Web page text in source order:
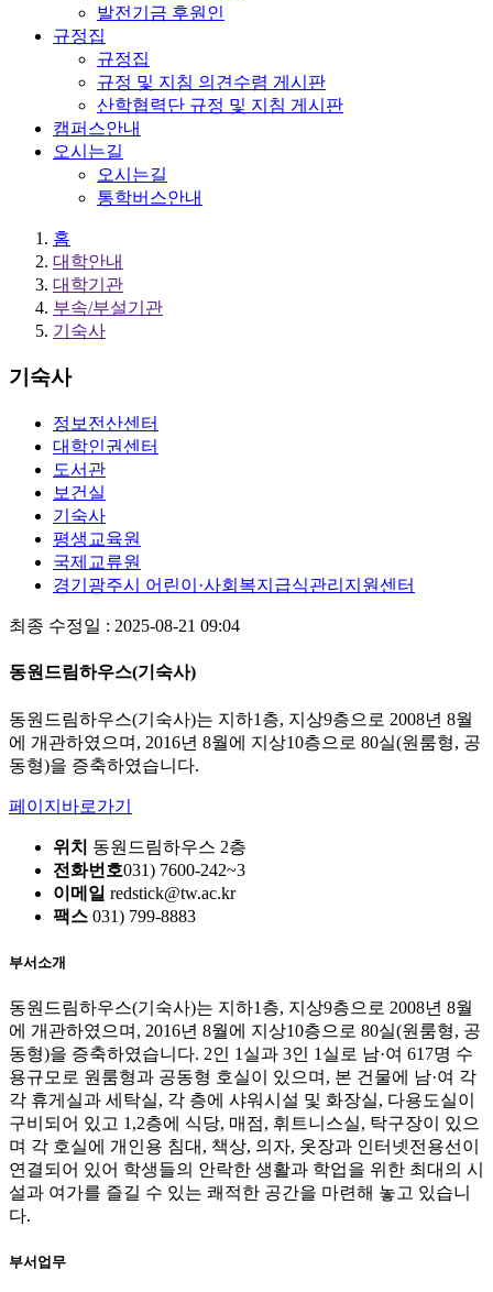
발전기금 후원인
규정집
규정집
규정 및 지침 의견수렴 게시판
산학협력단 규정 및 지침 게시판
캠퍼스안내
오시는길
오시는길
통학버스안내
홈
대학안내
대학기관
부속/부설기관
기숙사
기숙사
정보전산센터
대학인권센터
도서관
보건실
기숙사
평생교육원
국제교류원
경기광주시 어린이·사회복지급식관리지원센터
최종 수정일 : 2025-08-21 09:04
동원드림하우스(기숙사)
동원드림하우스(기숙사)는 지하1층, 지상9층으로 2008년 8월
에 개관하였으며, 2016년 8월에 지상10층으로 80실(원룸형, 공
동형)을 증축하였습니다.
페이지바로가기
위치 동원드림하우스 2층
전화번호031) 7600-242~3
이메일 redstick@tw.ac.kr
팩스 031) 799-8883
부서소개
동원드림하우스(기숙사)는 지하1층, 지상9층으로 2008년 8월
에 개관하였으며, 2016년 8월에 지상10층으로 80실(원룸형, 공
동형)을 증축하였습니다. 2인 1실과 3인 1실로 남·여 617명 수
용규모로 원룸형과 공동형 호실이 있으며, 본 건물에 남·여 각
각 휴게실과 세탁실, 각 층에 샤워시설 및 화장실, 다용도실이
구비되어 있고 1,2층에 식당, 매점, 휘트니스실, 탁구장이 있으
며 각 호실에 개인용 침대, 책상, 의자, 옷장과 인터넷전용선이
연결되어 있어 학생들의 안락한 생활과 학업을 위한 최대의 시
설과 여가를 즐길 수 있는 쾌적한 공간을 마련해 놓고 있습니
다.
부서업무